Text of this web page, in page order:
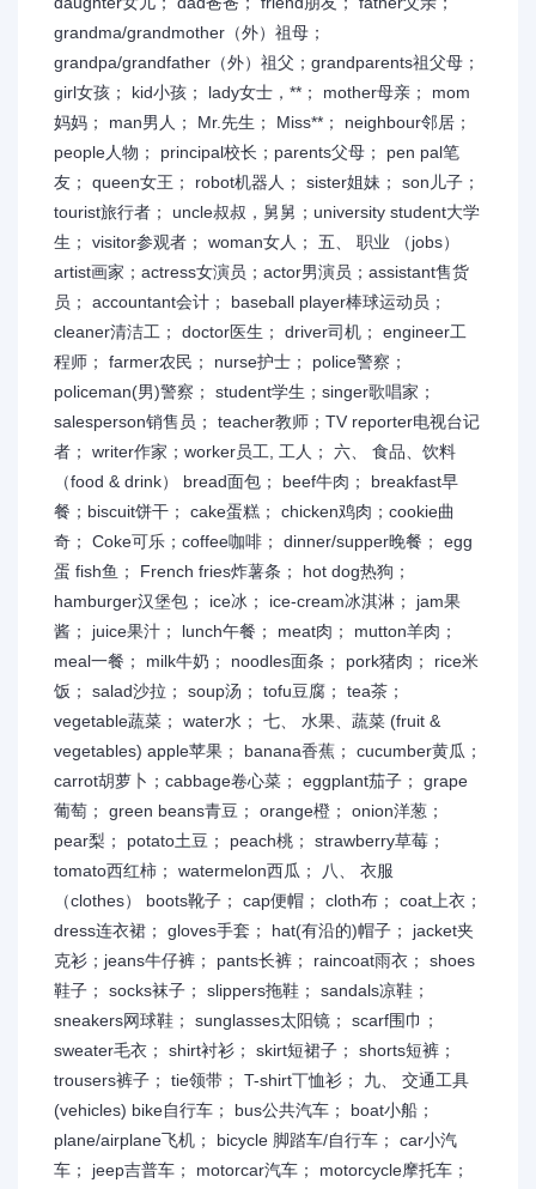
grandma/grandmother（外）祖母；
grandpa/grandfather（外）祖父；grandparents祖父母；
girl女孩； kid小孩； lady女士，**； mother母亲； mom
妈妈； man男人； Mr.先生； Miss**； neighbour邻居；
people人物； principal校长；parents父母； pen pal笔
友； queen女王； robot机器人； sister姐妹； son儿子；
tourist旅行者； uncle叔叔，舅舅；university student大学
生； visitor参观者； woman女人； 五、 职业 （jobs）
artist画家；actress女演员；actor男演员；assistant售货
员； accountant会计； baseball player棒球运动员；
cleaner清洁工； doctor医生； driver司机； engineer工
程师； farmer农民； nurse护士； police警察；
policeman(男)警察； student学生；singer歌唱家；
salesperson销售员； teacher教师；TV reporter电视台记
者； writer作家；worker员工, 工人； 六、 食品、饮料
（food & drink） bread面包； beef牛肉； breakfast早
餐；biscuit饼干； cake蛋糕； chicken鸡肉；cookie曲
奇； Coke可乐；coffee咖啡； dinner/supper晚餐； egg
蛋 fish鱼； French fries炸薯条； hot dog热狗；
hamburger汉堡包； ice冰； ice-cream冰淇淋； jam果
酱； juice果汁； lunch午餐； meat肉； mutton羊肉；
meal一餐； milk牛奶； noodles面条； pork猪肉； rice米
饭； salad沙拉； soup汤； tofu豆腐； tea茶；
vegetable蔬菜； water水； 七、 水果、蔬菜 (fruit &
vegetables) apple苹果； banana香蕉； cucumber黄瓜；
carrot胡萝卜；cabbage卷心菜； eggplant茄子； grape
葡萄； green beans青豆； orange橙； onion洋葱；
pear梨； potato土豆； peach桃； strawberry草莓；
tomato西红柿； watermelon西瓜； 八、 衣服
（clothes） boots靴子； cap便帽； cloth布； coat上衣；
dress连衣裙； gloves手套； hat(有沿的)帽子； jacket夹
克衫；jeans牛仔裤； pants长裤； raincoat雨衣； shoes
鞋子； socks袜子； slippers拖鞋； sandals凉鞋；
sneakers网球鞋； sunglasses太阳镜； scarf围巾；
sweater毛衣； shirt衬衫； skirt短裙子； shorts短裤；
trousers裤子； tie领带； T-shirt丅恤衫； 九、 交通工具
(vehicles) bike自行车； bus公共汽车； boat小船；
plane/airplane飞机； bicycle 脚踏车/自行车； car小汽
车； jeep吉普车； motorcar汽车； motorcycle摩托车；